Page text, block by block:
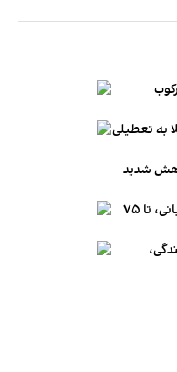
به تعطیلی
شدید
تخمین پژوهشگران: در عصر طلایی تنوع زبانی، تا ۷۵
پناهندگی،